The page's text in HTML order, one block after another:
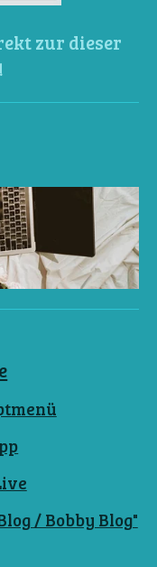
zur dieser
/ Bobby Blog"